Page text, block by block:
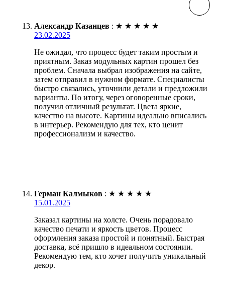
Александр Казанцев : ★ ★ ★ ★ ★
23.02.2025
Не ожидал, что процесс будет таким простым и
приятным. Заказ модульных картин прошел без
проблем. Сначала выбрал изображения на сайте,
затем отправил в нужном формате. Специалисты
быстро связались, уточнили детали и предложили
варианты. По итогу, через оговоренные сроки,
получил отличный результат. Цвета яркие,
качество на высоте. Картины идеально вписались
в интерьер. Рекомендую для тех, кто ценит
профессионализм и качество.
Герман Калмыков : ★ ★ ★ ★ ★
15.01.2025
Заказал картины на холсте. Очень порадовало
качество печати и яркость цветов. Процесс
оформления заказа простой и понятный. Быстрая
доставка, всё пришло в идеальном состоянии.
Рекомендую тем, кто хочет получить уникальный
декор.